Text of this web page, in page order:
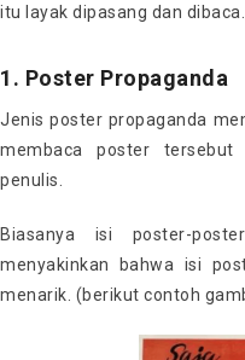
itu layak dipasang dan dibaca.
1. Poster Propaganda
Jenis poster propaganda
membaca poster
penulis.
Biasanya isi poster-
menyakinkan bahwa isi
menarik. (berikut contoh